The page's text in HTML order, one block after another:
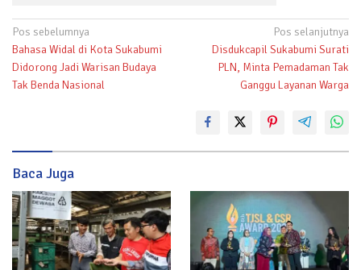
Navigasi
pos
Pos sebelumnya
Bahasa Widal di Kota Sukabumi
Didorong Jadi Warisan Budaya
Tak Benda Nasional
Pos selanjutnya
Disdukcapil Sukabumi Surati
PLN, Minta Pemadaman Tak
Ganggu Layanan Warga
Baca Juga